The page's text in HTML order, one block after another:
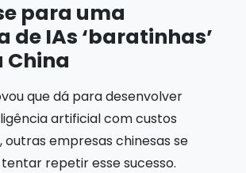
para uma
de IAs ‘baratinhas’
China
que dá para desenvolver
artificial com custos
outras empresas chinesas se
repetir esse sucesso.